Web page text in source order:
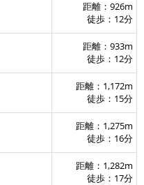
距離：926m
徒歩：12分
距離：933m
徒歩：12分
距離：1,172m
徒歩：15分
距離：1,275m
徒歩：16分
距離：1,282m
徒歩：17分